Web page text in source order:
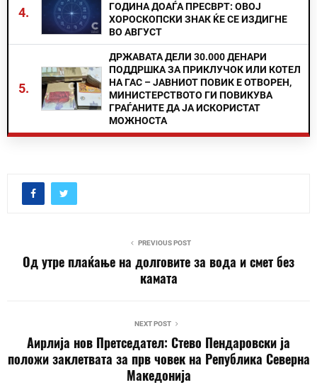
4.
ГОДИНА ДОАЃА ПРЕСВРТ: ОВОЈ
ХОРОСКОПСКИ ЗНАК ЌЕ СЕ ИЗДИГНЕ
ВО АВГУСТ
5.
ДРЖАВАТА ДЕЛИ 30.000 ДЕНАРИ
ПОДДРШКА ЗА ПРИКЛУЧОК ИЛИ КОТЕЛ
НА ГАС – ЈАВНИОТ ПОВИК Е ОТВОРЕН,
МИНИСТЕРСТВОТО ГИ ПОВИКУВА
ГРАЃАНИТЕ ДА ЈА ИСКОРИСТАТ
МОЖНОСТА
PREVIOUS POST
Од утре плаќање на долговите за вода и смет без
камата
NEXT POST
Аирлија нов Претседател: Стево Пендаровски ја
положи заклетвата за прв човек на Република Северна
Македонија